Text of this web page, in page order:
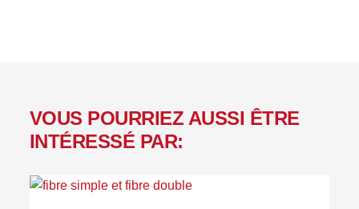
VOUS POURRIEZ AUSSI ÊTRE
INTÉRESSÉ PAR: